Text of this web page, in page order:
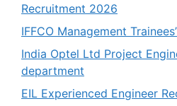
Recruitment 2026
IFFCO Management
India Optel Ltd Project
department
EIL Experienced Engineer